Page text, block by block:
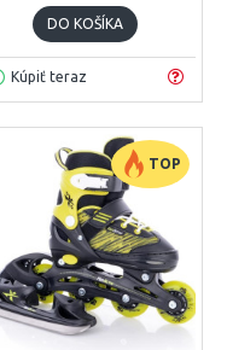
DO KOŠÍKA
Kúpiť teraz
TOP